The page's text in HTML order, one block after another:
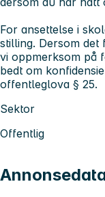
For ansettelse i
stilling. Dersom det
vi oppmerksom på
bedt om
offentleglova § 25.
Sektor
Offentlig